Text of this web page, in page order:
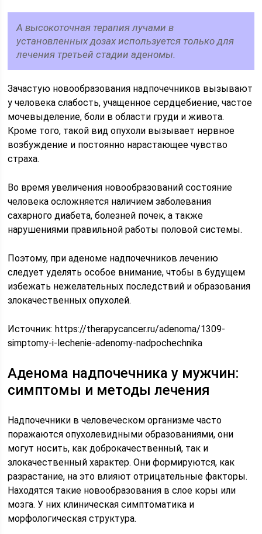
А высокоточная терапия лучами в
установленных дозах используется только для
лечения третьей стадии аденомы.
Зачастую новообразования надпочечников вызывают
у человека слабость, учащенное сердцебиение, частое
мочевыделение, боли в области груди и живота.
Кроме того, такой вид опухоли вызывает нервное
возбуждение и постоянно нарастающее чувство
страха.
Во время увеличения новообразований состояние
человека осложняется наличием заболевания
сахарного диабета, болезней почек, а также
нарушениями правильной работы половой системы.
Поэтому, при аденоме надпочечников лечению
следует уделять особое внимание, чтобы в будущем
избежать нежелательных последствий и образования
злокачественных опухолей.
Источник:https://therapycancer.ru/adenoma/1309-
simptomy-i-lechenie-adenomy-nadpochechnika
Аденома надпочечника у мужчин:
симптомы и методы лечения
Надпочечники в человеческом организме часто
поражаются опухолевидными образованиями, они
могут носить, как доброкачественный, так и
злокачественный характер. Они формируются, как
разрастание, на это влияют отрицательные факторы.
Находятся такие новообразования в слое коры или
мозга. У них клиническая симптоматика и
морфологическая структура.